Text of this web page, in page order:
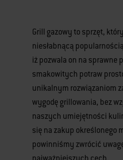
Grill gazowy to sprzęt,
niesłabnącą
iż pozwala on na sprawne
smakowitych potraw
unikalnym rozwiązaniom
wygodę grillowania, bez
naszych umiejętności
się na zakup określonego
powinniśmy zwrócić